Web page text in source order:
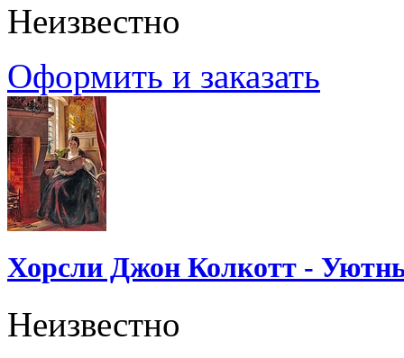
Неизвестно
Оформить и заказать
Хорсли Джон Колкотт -
Неизвестно